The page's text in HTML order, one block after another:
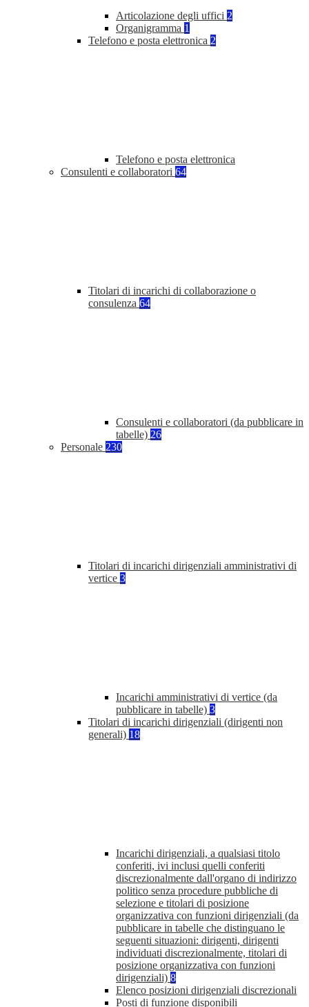
Articolazione degli uffici 2
Organigramma 1
Telefono e posta elettronica 2
Telefono e posta elettronica
Consulenti e collaboratori 64
Titolari di incarichi di collaborazione o
consulenza 64
Consulenti e collaboratori (da pubblicare in
tabelle) 26
Personale 230
Titolari di incarichi dirigenziali amministrativi di
vertice 3
Incarichi amministrativi di vertice (da
pubblicare in tabelle) 3
Titolari di incarichi dirigenziali (dirigenti non
generali) 18
Incarichi dirigenziali, a qualsiasi titolo
conferiti, ivi inclusi quelli conferiti
discrezionalmente dall'organo di indirizzo
politico senza procedure pubbliche di
selezione e titolari di posizione
organizzativa con funzioni dirigenziali (da
pubblicare in tabelle che distinguano le
seguenti situazioni: dirigenti, dirigenti
individuati discrezionalmente, titolari di
posizione organizzativa con funzioni
dirigenziali) 8
Elenco posizioni dirigenziali discrezionali
Posti di funzione disponibili